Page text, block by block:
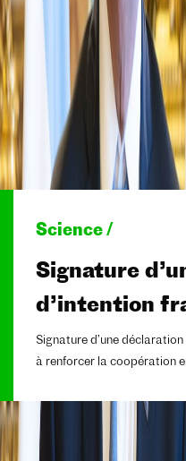
Science /
Signature
d’intention
Signature d’une
à renforcer la coopération